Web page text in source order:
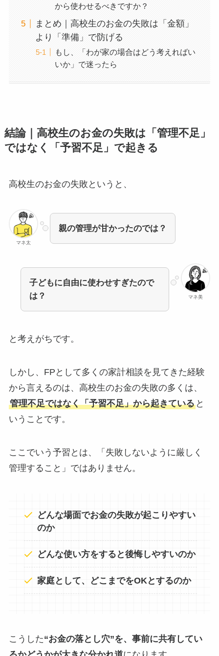
から使わせるべきですか？
まとめ｜高校生のお金の失敗は「金額」
より「準備」で防げる
もし、「わが家の場合はどう考えればい
いか」で迷ったら
結論｜高校生のお金の失敗は「管理不足」
ではなく「予習不足」で起きる
高校生のお金の失敗というと、
マネ太
親の管理が甘かったのでは？
マネ美
子どもに自由に使わせすぎたので
は？
と考えがちです。
しかし、FPとして多くの家計相談を見てきた経験
から言えるのは、高校生のお金の失敗の多くは、
管理不足ではなく「予習不足」から起きていると
いうことです。
ここでいう予習とは、「失敗しないように厳しく
管理すること」ではありません。
どんな場面でお金の失敗が起こりやすい
のか
どんな使い方をすると後悔しやすいのか
家庭として、どこまでをOKとするのか
こうした“お金の落とし穴”を、事前に共有してい